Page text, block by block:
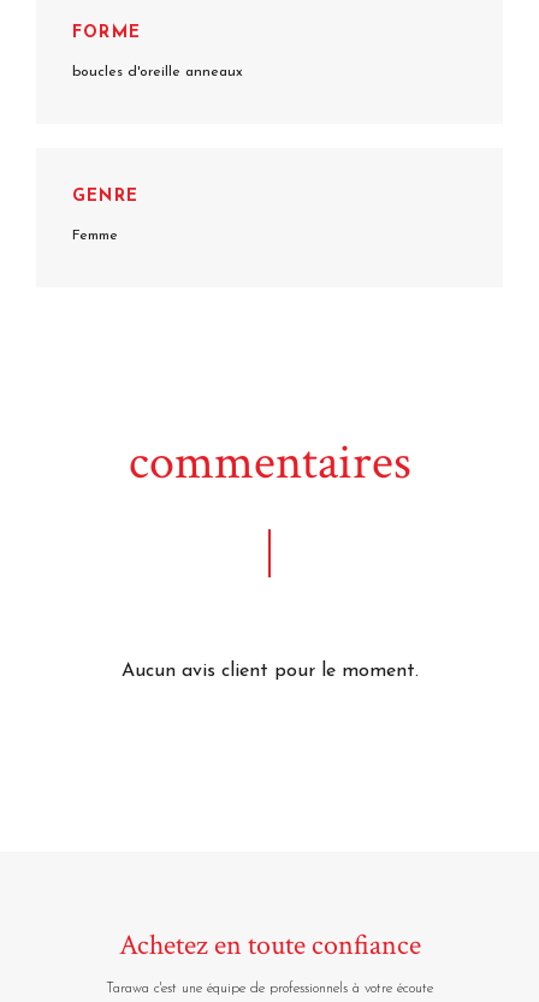
FORME
boucles d'oreille anneaux
GENRE
Femme
commentaires
Aucun avis client pour le moment.
Achetez en toute confiance
Tarawa c'est une équipe de professionnels à votre écoute